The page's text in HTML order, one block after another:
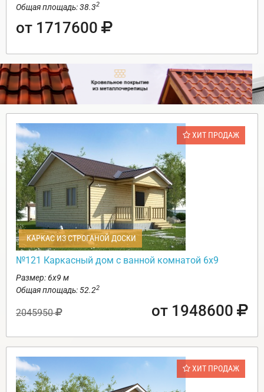
Общая площадь: 38.32
от 1717600
ХИТ ПРОДАЖ
КАРКАС ИЗ СТРОГАНОЙ ДОСКИ
№121 Каркасный дом с ванной комнатой 6х9
Размер: 6х9 м
Общая площадь: 52.22
2045950 от 1948600
ХИТ ПРОДАЖ